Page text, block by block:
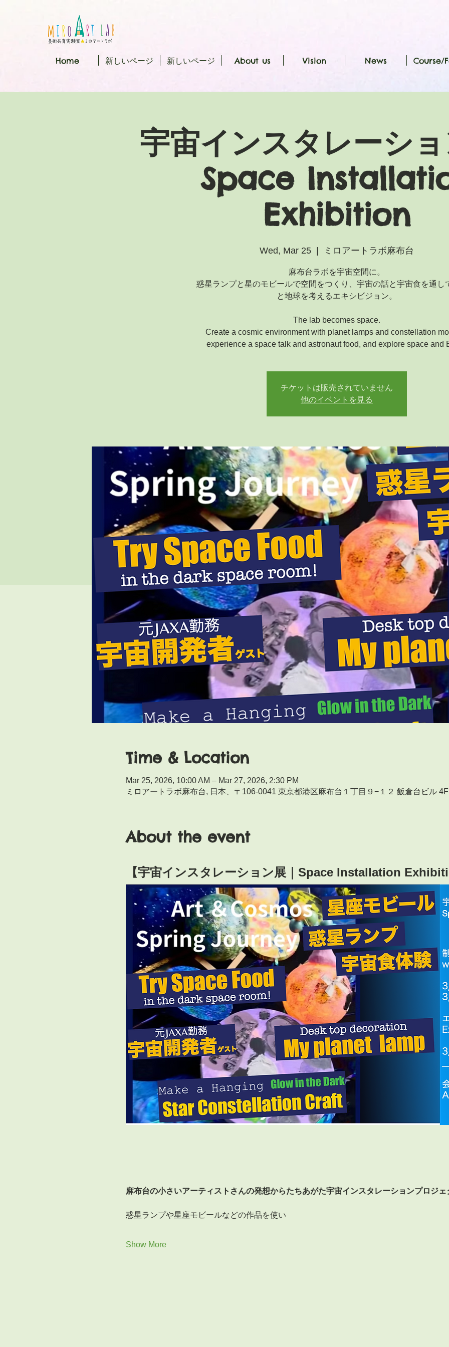
Home 新しいページ 新しいページ About us Vision News Course/
宇宙インスタレーシ
Space
Exhibition
Wed, Mar 25 ミロアートラボ麻布台
麻布台ラボを宇宙空間に。
惑星ランプと星のモビールで空間をつくり、宇宙の話と宇宙食を通し
と地球を考えるエキシビジョン。
The lab becomes space.
Create a cosmic environment with planet lamps and constellation
experience a space talk and astronaut food, and explore space and
チケットは販売されていません
他のイベントを見る
Time & Location
Mar 25, 2026, 10:00 AM – Mar 27, 2026, 2:30 PM
ミロアートラボ麻布台, 日本、〒106-0041 東京都港区麻布台１丁目９−１２ 飯倉台ビル 4F
About the event
【宇宙インスタレーション展｜Space Installation
麻布台の小さいアーティストさんの発想からたちあがた宇宙インスタレーションプロジェ
惑星ランプや星座モビールなどの作品を使い
Show More